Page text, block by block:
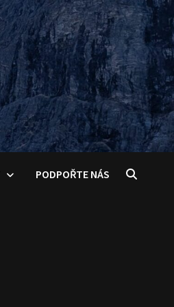
PODPOŘTE NÁS